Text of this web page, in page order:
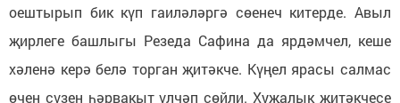
оештырып бик күп гаиләләргә сөенеч китерде. Авыл
җирлеге башлыгы Резеда Сафина да ярдәмчел, кеше
хәленә керә белә торган җитәкче. Күңел ярасы салмас
өчен сүзен һәрвакыт үлчәп сөйли. Хуҗалык җитәкчесе